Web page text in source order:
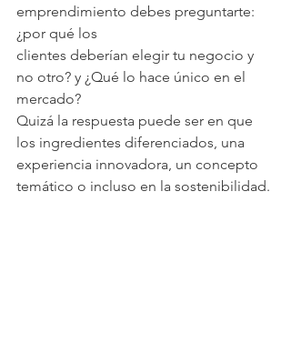
emprendimiento debes preguntarte:
¿por qué los
clientes deberían elegir tu negocio y
no otro? y ¿Qué lo hace único en el
mercado?
Quizá la respuesta puede ser en que
los ingredientes diferenciados, una
experiencia innovadora, un concepto
temático o incluso en la sostenibilidad.